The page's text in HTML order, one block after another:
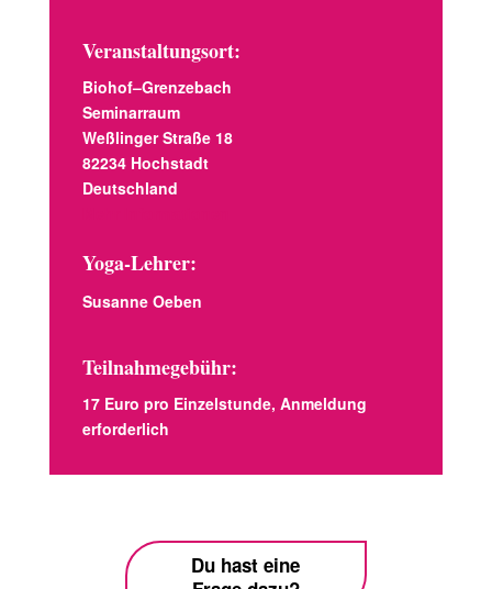
Veranstaltungsort:
Biohof–Grenzebach
Seminarraum
Weßlinger Straße 18
82234 Hochstadt
Deutschland
Yoga-Lehrer:
Susanne Oeben
Teilnahmegebühr:
17 Euro pro Einzelstunde, Anmeldung
erforderlich
Du hast eine